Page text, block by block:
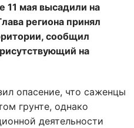
11 мая высадили на
региона принял
сообщил
на
опасение, что саженцы
грунте, однако
деятельности